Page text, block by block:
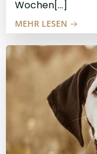
Wochen[…]
MEHR LESEN